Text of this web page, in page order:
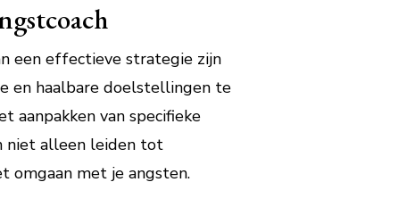
een effectieve strategie zijn
en haalbare doelstellingen te
aanpakken van specifieke
niet alleen leiden tot
omgaan met je angsten.